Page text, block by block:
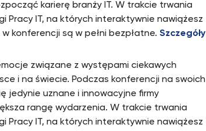
karierę branży IT. W trakcie trwania
Pracy IT, na których interaktywnie nawiążesz
konferencji są w pełni bezpłatne. Szczegóły
związane z występami ciekawych
i na świecie. Podczas konferencji na swoich
jedynie uznane i innowacyjne firmy
rangę wydarzenia. W trakcie trwania
Pracy IT, na których interaktywnie nawiążesz